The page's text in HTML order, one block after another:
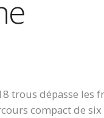
trous dépasse les
compact de